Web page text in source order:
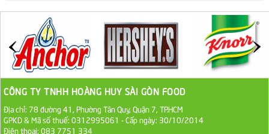
ĐƯỜNG SẠCH CÔ BA BIÊN HÒA 1KG
27.000 VND
Đường cát trắng An Khê bao 50kg
1.100.000 VND
Sa Tế Tôm Cholimex PET Hũ 450g
CÔNG TY TNHH HOÀNG HUY SÀI GÒN FOOD
Địa chỉ: 78 đường 41, Phường Tân Quy, Quận 7, TP.HCM
GPKD & Mã số thuế: 0312995061 - Cấp ngày: 30/10/2014
Điện thoại: 083 7751 334